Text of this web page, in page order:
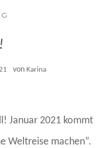
von Karina
Januar 2021 kommt
Weltreise machen“.